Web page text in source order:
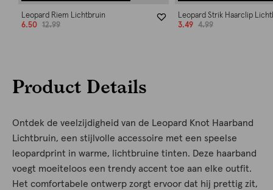
Leopard Riem Lichtbruin
6.50
12.99
Leopard Strik Haarclip
3.49
4.99
Product Details
Ontdek de veelzijdigheid van de Leopard Knot Haarband
Lichtbruin, een stijlvolle accessoire met een speelse
leopardprint in warme, lichtbruine tinten. Deze haarband
voegt moeiteloos een trendy accent toe aan elke outfit.
Het comfortabele ontwerp zorgt ervoor dat hij prettig zit,